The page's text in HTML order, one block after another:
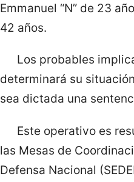
Emmanuel “N” de 23
42 años.
Los probables
determinará su
sea dictada una
Este operativo es
las Mesas de
Defensa Nacional